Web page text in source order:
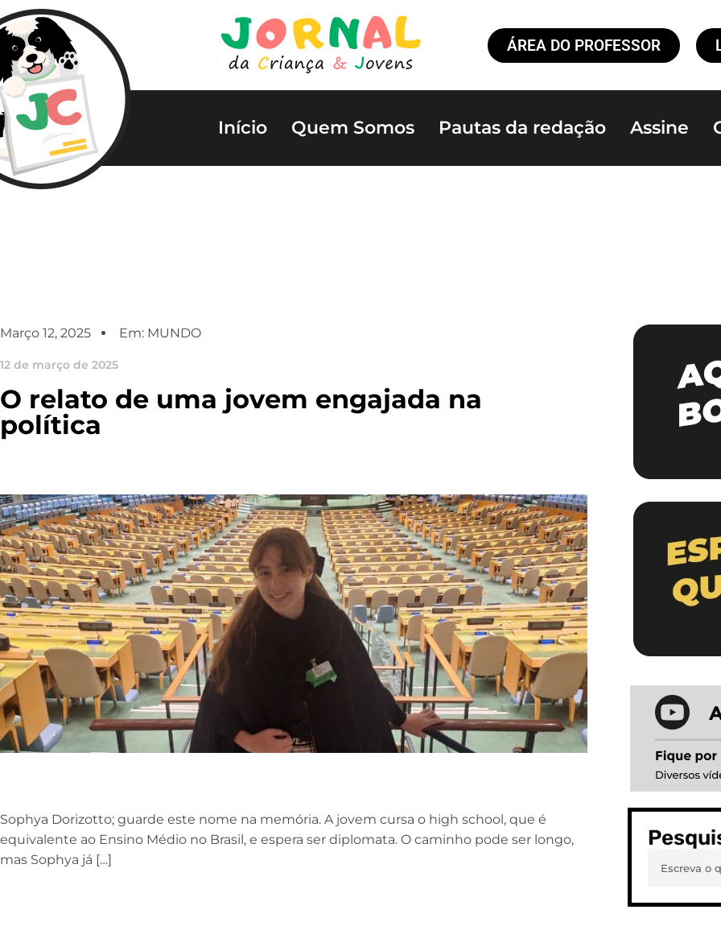
ÁREA DO PROFESSOR
Início Quem Somos Pautas da redação Assine
Março 12, 2025 Em: MUNDO
12 de março de 2025
O relato de uma jovem engajada na
política
Sophya Dorizotto; guarde este nome na memória. A jovem cursa o high school, que é
equivalente ao Ensino Médio no Brasil, e espera ser diplomata. O caminho pode ser longo,
mas Sophya já […]